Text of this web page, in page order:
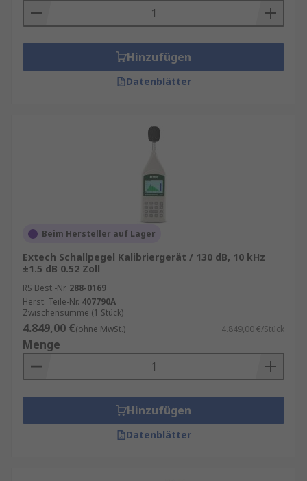
Hinzufügen
Datenblätter
Beim Hersteller auf Lager
Extech Schallpegel Kalibriergerät / 130 dB, 10 kHz
±1.5 dB 0.52 Zoll
RS Best.-Nr. 288-0169
Herst. Teile-Nr. 407790A
Zwischensumme (1 Stück)
4.849,00 €(ohne MwSt.) 4.849,00 €/Stück
Menge
Hinzufügen
Datenblätter